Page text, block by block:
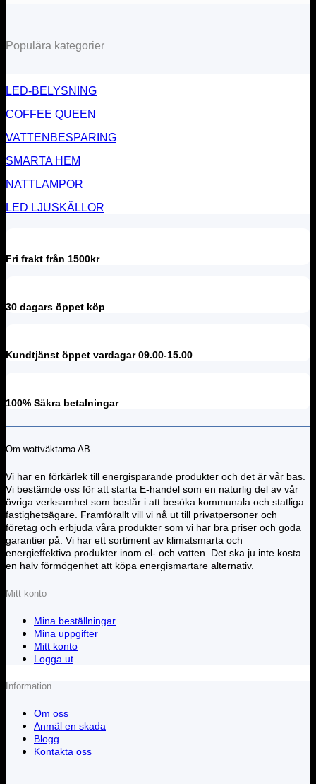
Populära kategorier
LED-BELYSNING
COFFEE QUEEN
VATTENBESPARING
SMARTA HEM
NATTLAMPOR
LED LJUSKÄLLOR
Fri frakt från 1500kr
30 dagars öppet köp
Kundtjänst öppet vardagar 09.00-15.00
100% Säkra betalningar
Om wattväktarna AB
Vi har en förkärlek till energisparande produkter och det är vår bas.
Vi bestämde oss för att starta E-handel som en naturlig del av vår
övriga verksamhet som består i att besöka kommunala och statliga
fastighetsägare. Framförallt vill vi nå ut till privatpersoner och
företag och erbjuda våra produkter som vi har bra priser och goda
garantier på. Vi har ett sortiment av klimatsmarta och
energieffektiva produkter inom el- och vatten. Det ska ju inte kosta
en halv förmögenhet att köpa energismartare alternativ.
Mitt konto
Mina beställningar
Mina uppgifter
Mitt konto
Logga ut
Information
Om oss
Anmäl en skada
Blogg
Kontakta oss